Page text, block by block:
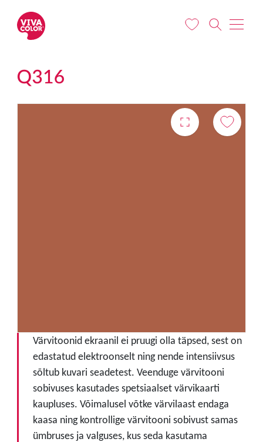
Q316
Värvitoonid ekraanil ei pruugi olla täpsed, sest on
edastatud elektroonselt ning nende intensiivsus
sõltub kuvari seadetest. Veenduge värvitooni
sobivuses kasutades spetsiaalset värvikaarti
kaupluses. Võimalusel võtke värvilaast endaga
kaasa ning kontrollige värvitooni sobivust samas
ümbruses ja valguses, kus seda kasutama